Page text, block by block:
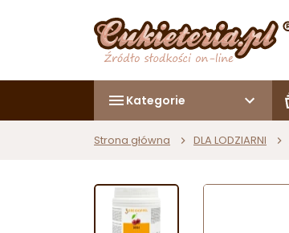
Kategorie
Strona główna DLA LODZIARNI